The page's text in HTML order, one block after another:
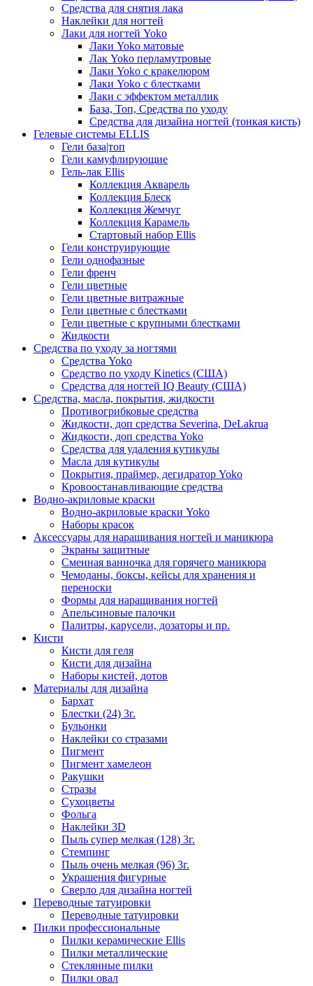
Средства для снятия лака
Наклейки для ногтей
Лаки для ногтей Yoko
Лаки Yoko матовые
Лак Yoko перламутровые
Лаки Yoko с кракелюром
Лаки Yoko с блестками
Лаки с эффектом металлик
База, Топ, Средства по уходу
Средства для дизайна ногтей (тонкая кисть)
Гелевые системы ELLIS
Гели база|топ
Гели камуфлирующие
Гель-лак Ellis
Коллекция Акварель
Коллекция Блеск
Коллекция Жемчуг
Коллекция Карамель
Стартовый набор Ellis
Гели конструирующие
Гели однофазные
Гели френч
Гели цветные
Гели цветные витражные
Гели цветные с блестками
Гели цветные с крупными блестками
Жидкости
Средства по уходу за ногтями
Средства Yoko
Средство по уходу Kinetics (США)
Средства для ногтей IQ Beauty (США)
Средства, масла, покрытия, жидкости
Противогрибковые средства
Жидкости, доп средства Severina, DeLakrua
Жидкости, доп средства Yoko
Средства для удаления кутикулы
Масла для кутикулы
Покрытия, праймер, дегидратор Yoko
Кровоостанавливающие средства
Водно-акриловые краски
Водно-акриловые краски Yoko
Наборы красок
Аксессуары для наращивания ногтей и маникюра
Экраны защитные
Сменная ванночка для горячего маникюра
Чемоданы, боксы, кейсы для хранения и
переноски
Формы для наращивания ногтей
Апельсиновые палочки
Палитры, карусели, дозаторы и пр.
Кисти
Кисти для геля
Кисти для дизайна
Наборы кистей, дотов
Материалы для дизайна
Бархат
Блестки (24) 3г.
Бульонки
Наклейки со стразами
Пигмент
Пигмент хамелеон
Ракушки
Стразы
Сухоцветы
Фольга
Наклейки 3D
Пыль супер мелкая (128) 3г.
Стемпинг
Пыль очень мелкая (96) 3г.
Украшения фигурные
Сверло для дизайна ногтей
Переводные татуировки
Переводные татуировки
Пилки профессиональные
Пилки керамические Ellis
Пилки металлические
Стеклянные пилки
Пилки овал